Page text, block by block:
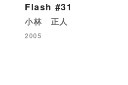
Flash #31
小林 正人
2005